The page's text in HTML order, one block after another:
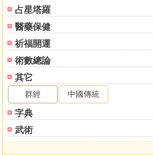
占星塔羅
醫藥保健
祈福開運
術數總論
其它
群經 中國傳統
字典
武術
縛魂仙姑
豬哥神
笑迷仙師
女蝠鬼
金蟬迷人
白猿神師
碧鼠仙姑
芙蓉仙姑
各種神符
生意神符
化骨符
生產不下符